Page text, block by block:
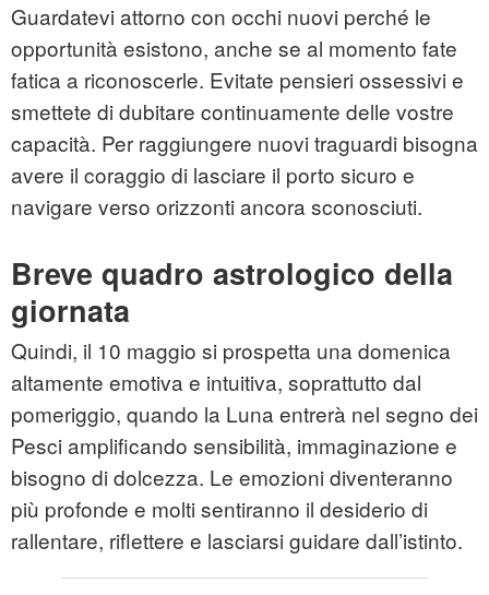
Guardatevi attorno con occhi nuovi perché le
opportunità esistono, anche se al momento fate
fatica a riconoscerle. Evitate pensieri ossessivi e
smettete di dubitare continuamente delle vostre
capacità. Per raggiungere nuovi traguardi bisogna
avere il coraggio di lasciare il porto sicuro e
navigare verso orizzonti ancora sconosciuti.
Breve quadro astrologico della
giornata
Quindi, il 10 maggio si prospetta una domenica
altamente emotiva e intuitiva, soprattutto dal
pomeriggio, quando la Luna entrerà nel segno dei
Pesci amplificando sensibilità, immaginazione e
bisogno di dolcezza. Le emozioni diventeranno
più profonde e molti sentiranno il desiderio di
rallentare, riflettere e lasciarsi guidare dall’istinto.